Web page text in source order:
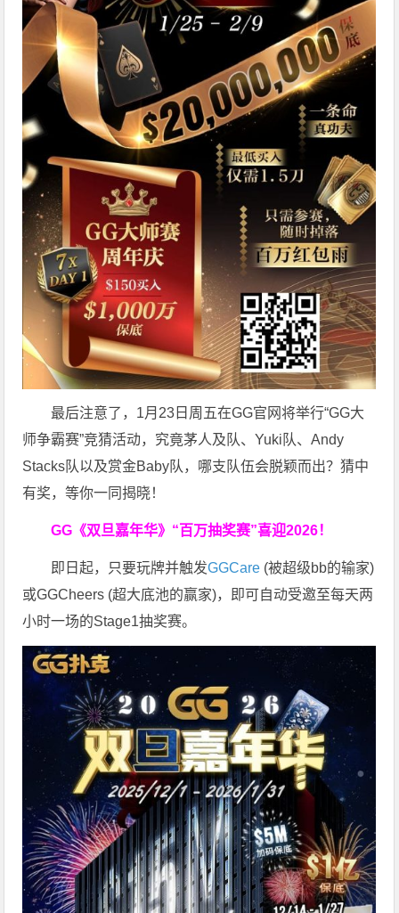
最后注意了，1月23日周五在GG官网将举行“GG大
师争霸赛”竞猜活动，究竟茅人及队、Yuki队、Andy
Stacks队以及赏金Baby队，哪支队伍会脱颖而出？猜中
有奖，等你一同揭晓！
GG《双旦嘉年华》 “百万抽奖赛”喜迎2026！
即日起，只要玩牌并触发GGCare (被超级bb的输家)
或GGCheers (超大底池的赢家)，即可自动受邀至每天两
小时一场的Stage1抽奖赛。